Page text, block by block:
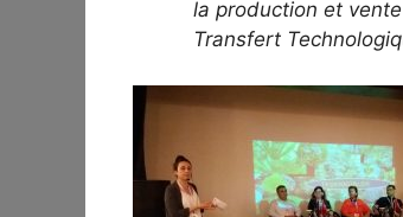
la production et
Transfert